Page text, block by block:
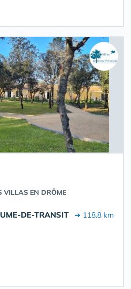
VILLAS EN DRÔME
DE-TRANSIT ➔ 118.8 km